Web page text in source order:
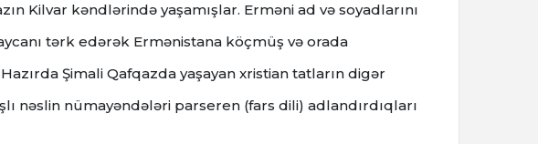
Kilvar kəndlərində yaşamışlar. Erməni ad və soyadlarını
tərk edərək Ermənistana köçmüş və orada
Şimali Qafqazda yaşayan xristian tatların digər
nəslin nümayəndələri parseren (fars dili) adlandırdıqları